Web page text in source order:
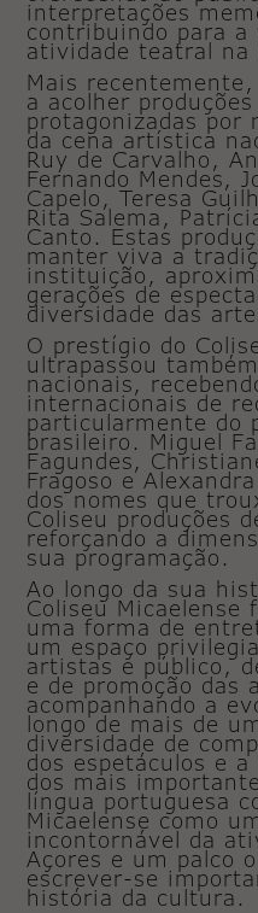
interpretações
contribuindo para a
atividade teatral na
Mais
a acolher
protagonizadas por
da cena artística
Ruy de Carvalho,
Fernando Mendes,
Capelo, Teresa
Rita Salema,
Canto. Estas
manter viva a
instituição,
gerações de
diversidade das
O prestígio do
ultrapassou
nacionais,
internacionais de
particularmente do
brasileiro. Miguel
Fagundes,
Fragoso e
dos nomes que
Coliseu produções
reforçando a
sua programação.
Ao longo da sua
Coliseu
uma forma de
um espaço
artistas e público,
e de promoção das
acompanhando a
longo de mais de
diversidade de
dos espetáculos e
dos mais
língua portuguesa
Micaelense como
incontornável da
Açores e um palco
escrever-se
história da cultura.